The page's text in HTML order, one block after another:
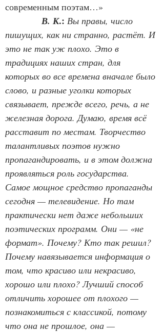
современным поэтам…»
В. К.: Вы правы, число
пишущих, как ни странно, растёт. И
это не так уж плохо. Это в
традициях наших стран, для
которых во все времена вначале было
слово, и разные уголки которых
связывает, прежде всего, речь, а не
железная дорога. Думаю, время всё
расставит по местам. Творчество
талантливых поэтов нужно
пропагандировать, и в этом должна
проявляться роль государства.
Самое мощное средство пропаганды
сегодня — телевидение. Но там
практически нет даже небольших
поэтических программ. Они — «не
формат». Почему? Кто так решил?
Почему навязывается информация о
том, что красиво или некрасиво,
хорошо или плохо? Лучший способ
отличить хорошее от плохого —
познакомиться с классикой, потому
что она не прошлое, она —